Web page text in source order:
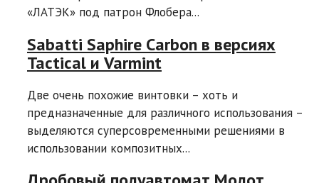
«ЛАТЭК» под патрон Флобера...
Sabatti Saphire Carbon в версиях
Tactical и Varmint
Две очень похожие винтовки – хоть и
предназначенные для различного использования –
выделяются суперсовременными решениями в
использовании композитных...